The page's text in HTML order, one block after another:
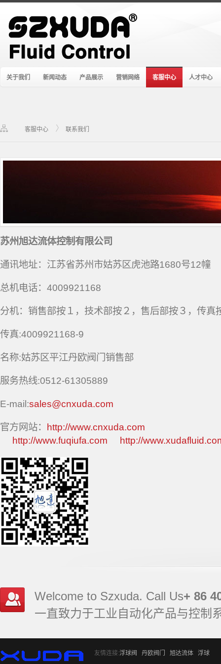
关于我们 新闻动态 产品展示 营销网络 客服中心 人才中心
客服中心 联系我们
苏州旭达流体控制有限公司
通讯地址：江苏省苏州市姑苏区虎池路1680号12幢
总机电话：4009921168
分机：销售部按１，技术部按２，售后部按３，传真
传真:4009921168-9
名称:姑苏区平江丹欧阀门销售部
服务热线:0512-61305889
E-mail:sales@cnxuda.com
官方网站： http://www.cnxuda.com
http://www.fuqiufa.com
http://
Welcome to Szxuda. Call Us+ 86
一直致力于工业自动化产品与控制
友情连接:浮球阀 丹欧阀门 旭达流体 浮球